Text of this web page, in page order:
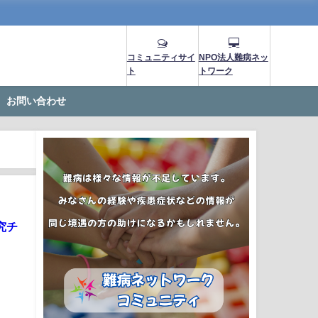
コミュニティサイ
ト
NPO法人難病ネッ
トワーク
お問い合わせ
チ